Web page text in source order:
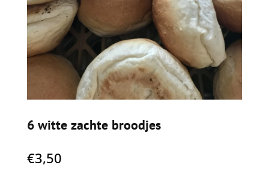
6 witte zachte broodjes
€3,50